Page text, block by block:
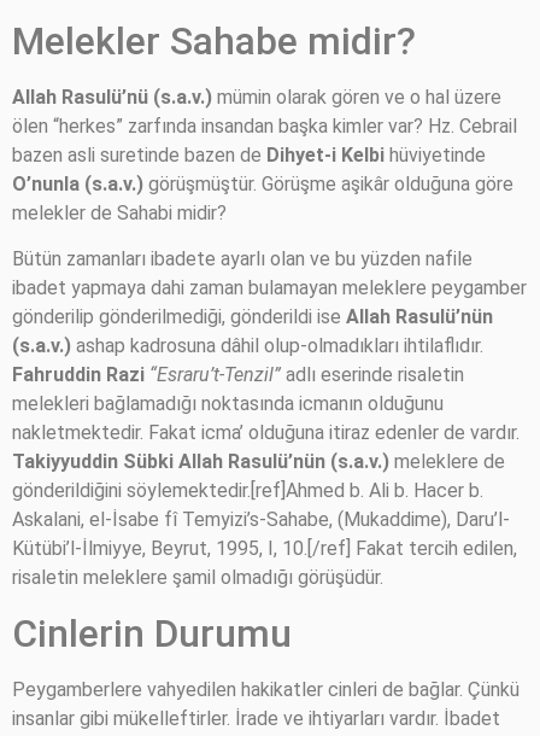
Melekler Sahabe midir?
Allah Rasulü’nü (s.a.v.) mümin olarak gören ve o hal üzere
ölen “herkes” zarfında insandan başka kimler var? Hz. Cebrail
bazen asli suretinde bazen de Dihyet-i Kelbi hüviyetinde
O’nunla (s.a.v.) görüşmüştür. Görüşme aşikâr olduğuna göre
melekler de Sahabi midir?
Bütün zamanları ibadete ayarlı olan ve bu yüzden nafile
ibadet yapmaya dahi zaman bulamayan meleklere peygamber
gönderilip gönderilmediği, gönderildi ise Allah Rasulü’nün
(s.a.v.) ashap kadrosuna dâhil olup-olmadıkları ihtilaflıdır.
Fahruddin Razi “Esraru’t-Tenzil” adlı eserinde risaletin
melekleri bağlamadığı noktasında icmanın olduğunu
nakletmektedir. Fakat icma’ olduğuna itiraz edenler de vardır.
Takiyyuddin Sübki Allah Rasulü’nün (s.a.v.) meleklere de
gönderildiğini söylemektedir.[ref]Ahmed b. Ali b. Hacer b.
Askalani, el-İsabe fî Temyizi’s-Sahabe, (Mukaddime), Daru’l-
Kütübi’l-İlmiyye, Beyrut, 1995, I, 10.[/ref] Fakat tercih edilen,
risaletin meleklere şamil olmadığı görüşüdür.
Cinlerin Durumu
Peygamberlere vahyedilen hakikatler cinleri de bağlar. Çünkü
insanlar gibi mükelleftirler. İrade ve ihtiyarları vardır. İbadet